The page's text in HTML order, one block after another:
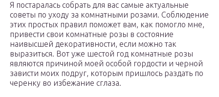
Я постаралась собрать для вас самые актуальные
советы по уходу за комнатными розами. Соблюдение
этих простых правил поможет вам, как помогло мне,
привести свои комнатные розы в состояние
наивысшей декоративности, если можно так
выразиться. Вот уже шестой год комнатные розы
являются причиной моей особой гордости и черной
зависти моих подруг, которым пришлось раздать по
черенку во избежание сглаза.